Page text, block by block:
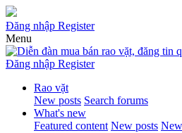
Đăng nhập Register
Menu
Đăng nhập Register
Rao vặt
New posts Search forums
What's new
Featured content New posts